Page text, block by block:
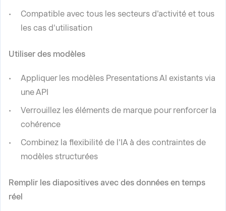
Compatible avec tous les secteurs d'activité et tous
les cas d'utilisation
Utiliser des modèles
Appliquer les modèles Presentations AI existants via
une API
Verrouillez les éléments de marque pour renforcer la
cohérence
Combinez la flexibilité de l'IA à des contraintes de
modèles structurées
Remplir les diapositives avec des données en temps
réel